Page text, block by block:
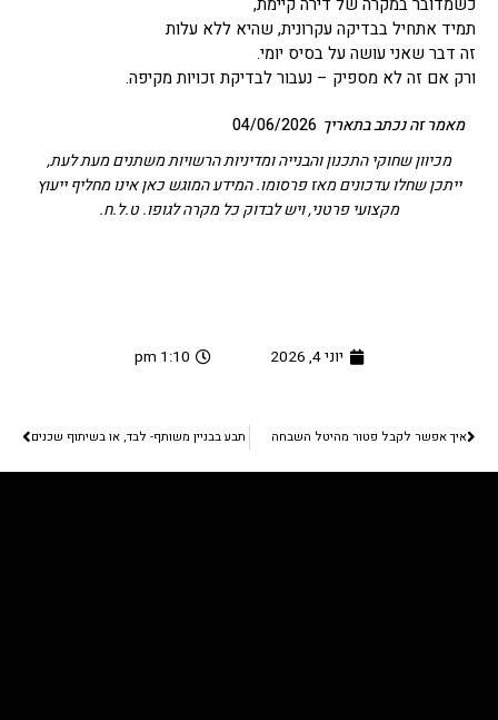
תמיד אתחיל בבדיקה עקרונית, שהיא ללא עלות
זה דבר שאני עושה על בסיס יומי.
ורק אם זה לא מספיק – נעבור לבדיקת זכויות מקיפה.
מאמר זה נכתב בתאריך 04/06/2026
מכיוון שחוקי התכנון והבנייה ומדיניות הרשויות משתנים מעת לעת,
ייתכן שחלו עדכונים מאז פרסומו. המידע המוגש כאן אינו מחליף ייעוץ
מקצועי פרטני, ויש לבדוק כל מקרה לגופו. ט.ל.ח.
יוני 4, 2026 1:10 pm
איך אפשר לקבל פטור מהיטל השבחה תבע בבניין משותף- לבד, או בשיתוף שכנים